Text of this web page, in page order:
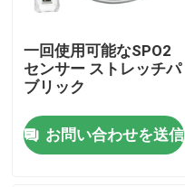
品質管理
私達に連絡しなさい
ニュース
一回使用可能なSPO2
センサー ストレッチパ
ブリック
お問い合わせを送信